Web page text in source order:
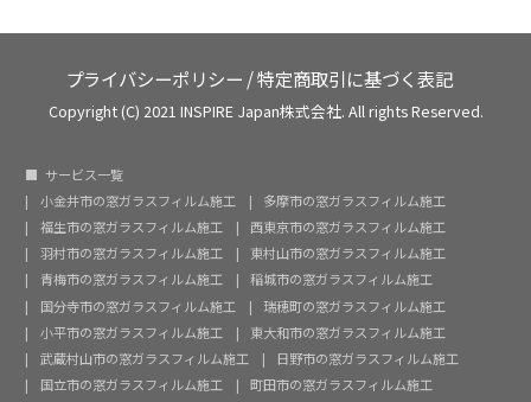
プライバシーポリシー /特定商取引に基づく表記
Copyright (C) 2021 INSPIRE Japan株式会社. All rights Reserved.
サービス一覧
小金井市の窓ガラスフィルム施工
多摩市の窓ガラスフィルム施工
福生市の窓ガラスフィルム施工
西東京市の窓ガラスフィルム施工
羽村市の窓ガラスフィルム施工
東村山市の窓ガラスフィルム施工
青梅市の窓ガラスフィルム施工
稲城市の窓ガラスフィルム施工
国分寺市の窓ガラスフィルム施工
瑞穂町の窓ガラスフィルム施工
小平市の窓ガラスフィルム施工
東大和市の窓ガラスフィルム施工
武蔵村山市の窓ガラスフィルム施工
日野市の窓ガラスフィルム施工
国立市の窓ガラスフィルム施工
町田市の窓ガラスフィルム施工